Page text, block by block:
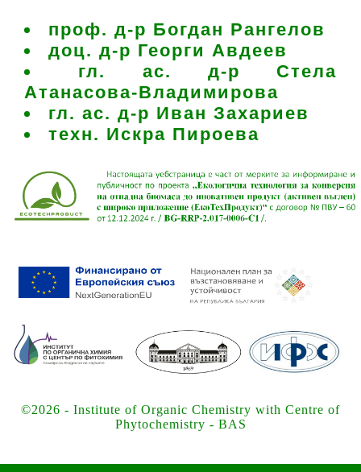
проф. д-р Богдан Рангелов
доц. д-р Георги Авдеев
гл. ас. д-р Стела
Атанасова-Владимирова
гл. ас. д-р Иван Захариев
техн. Искра Пироева
©2026 - Institute of Organic Chemistry with Centre of
Phytochemistry - BAS